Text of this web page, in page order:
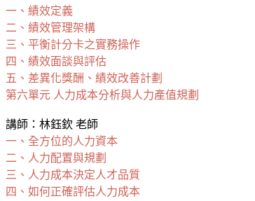
一、績效定義
二、績效管理架構
三、平衡計分卡之實務操作
四、績效面談與評估
五、差異化獎酬、績效改善計劃
第六單元 人力成本分析與人力產值規劃
講師：林鈺欽 老師
一、全方位的人力資本
二、人力配置與規劃
三、人力成本決定人才品質
四、如何正確評估人力成本